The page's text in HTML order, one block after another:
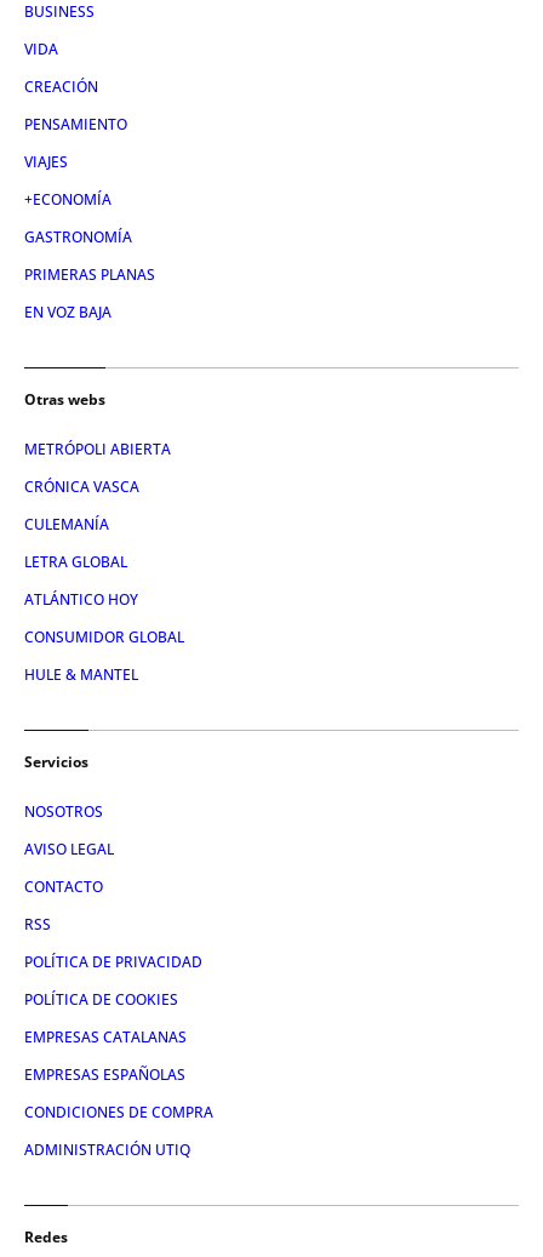
BUSINESS
VIDA
CREACIÓN
PENSAMIENTO
VIAJES
+ECONOMÍA
GASTRONOMÍA
PRIMERAS PLANAS
EN VOZ BAJA
Otras webs
METRÓPOLI ABIERTA
CRÓNICA VASCA
CULEMANÍA
LETRA GLOBAL
ATLÁNTICO HOY
CONSUMIDOR GLOBAL
HULE & MANTEL
Servicios
NOSOTROS
AVISO LEGAL
CONTACTO
RSS
POLÍTICA DE PRIVACIDAD
POLÍTICA DE COOKIES
EMPRESAS CATALANAS
EMPRESAS ESPAÑOLAS
CONDICIONES DE COMPRA
ADMINISTRACIÓN UTIQ
Redes